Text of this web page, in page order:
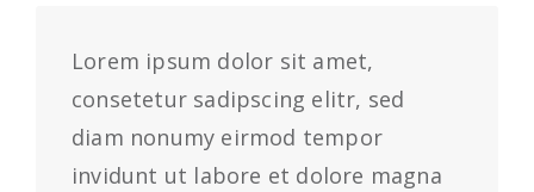
Lorem ipsum dolor sit amet,
consetetur sadipscing elitr, sed
diam nonumy eirmod tempor
invidunt ut labore et dolore magna